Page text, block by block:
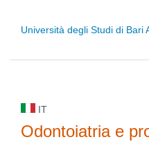
Università degli Studi di Bari
IT
Odontoiatria e